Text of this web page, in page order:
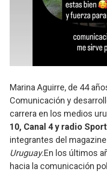
Marina Aguirre, de 44
Comunicación y
carrera en los medios
10, Canal 4 y radio
integrantes del
Uruguay.En los últimos
hacia la comunicación